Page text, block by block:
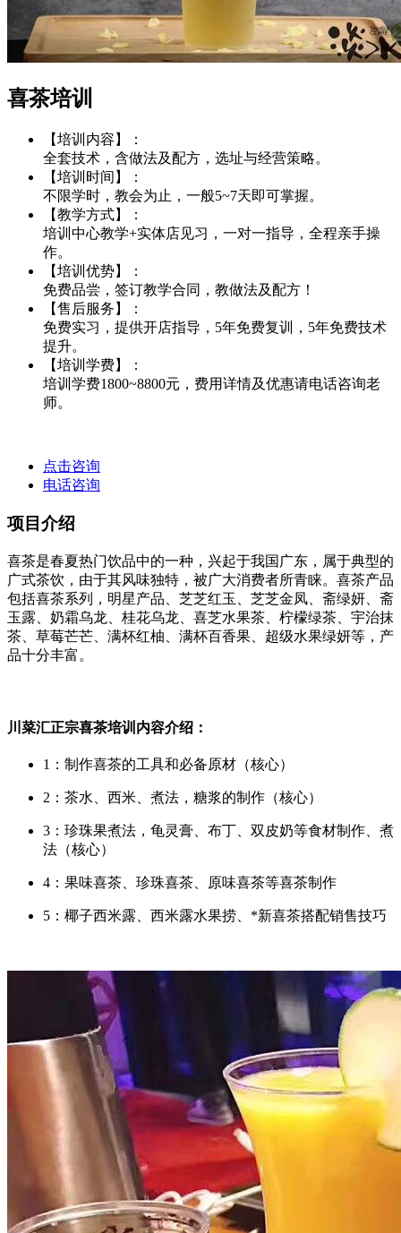
喜茶培训
【培训内容】：
全套技术，含做法及配方，选址与经营策略。
【培训时间】：
不限学时，教会为止，一般5~7天即可掌握。
【教学方式】：
培训中心教学+实体店见习，一对一指导，全程亲手操
作。
【培训优势】：
免费品尝，签订教学合同，教做法及配方！
【售后服务】：
免费实习，提供开店指导，5年免费复训，5年免费技术
提升。
【培训学费】：
培训学费1800~8800元，费用详情及优惠请电话咨询老
师。
点击咨询
电话咨询
项目介绍
喜茶是春夏热门饮品中的一种，兴起于我国广东，属于典型的
广式茶饮，由于其风味独特，被广大消费者所青睐。喜茶产品
包括喜茶系列，明星产品、芝芝红玉、芝芝金凤、斋绿妍、斋
玉露、奶霜乌龙、桂花乌龙、喜芝水果茶、柠檬绿茶、宇治抹
茶、草莓芒芒、满杯红柚、满杯百香果、超级水果绿妍等，产
品十分丰富。
川菜汇正宗喜茶培训内容介绍：
1：制作喜茶的工具和必备原材（核心）
2：茶水、西米、煮法，糖浆的制作（核心）
3：珍珠果煮法，龟灵膏、布丁、双皮奶等食材制作、煮
法（核心）
4：果味喜茶、珍珠喜茶、原味喜茶等喜茶制作
5：椰子西米露、西米露水果捞、*新喜茶搭配销售技巧